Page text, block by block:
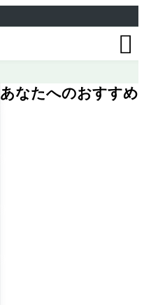

あなたへのおすすめ